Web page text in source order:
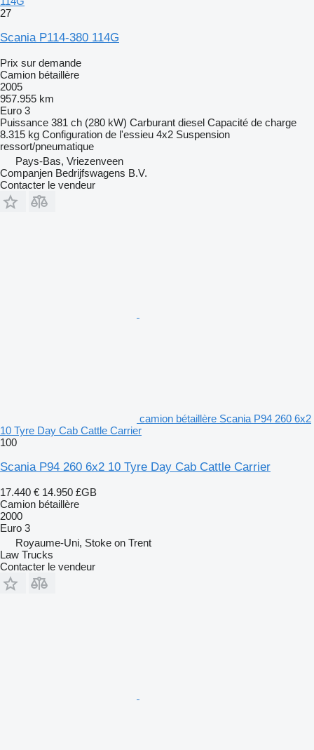
27
Scania P114-380 114G
Prix sur demande
Camion bétaillère
2005
957.955 km
Euro 3
Puissance 381 ch (280 kW) Carburant diesel Capacité de charge
8.315 kg Configuration de l'essieu 4x2 Suspension
ressort/pneumatique
Pays-Bas, Vriezenveen
Companjen Bedrijfswagens B.V.
Contacter le vendeur
camion bétaillère Scania P94 260 6x2
10 Tyre Day Cab Cattle Carrier
100
Scania P94 260 6x2 10 Tyre Day Cab Cattle Carrier
17.440 € 14.950 £GB
Camion bétaillère
2000
Euro 3
Royaume-Uni, Stoke on Trent
Law Trucks
Contacter le vendeur